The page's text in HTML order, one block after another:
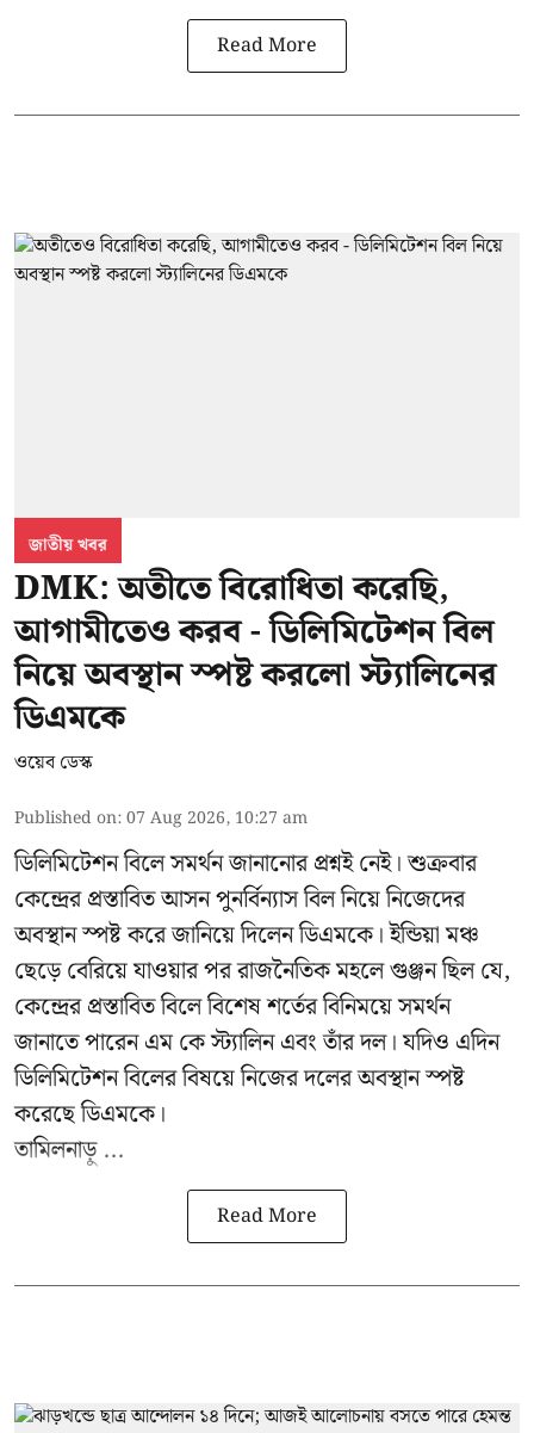
Read More
জাতীয় খবর
DMK: অতীতে বিরোধিতা করেছি,
আগামীতেও করব - ডিলিমিটেশন বিল
নিয়ে অবস্থান স্পষ্ট করলো স্ট্যালিনের
ডিএমকে
ওয়েব ডেস্ক
Published on:07 Aug 2026, 10:27 am
ডিলিমিটেশন বিলে সমর্থন জানানোর প্রশ্নই নেই। শুক্রবার
কেন্দ্রের প্রস্তাবিত আসন পুনর্বিন্যাস বিল নিয়ে নিজেদের
অবস্থান স্পষ্ট করে জানিয়ে দিলেন ডিএমকে। ইন্ডিয়া মঞ্চ
ছেড়ে বেরিয়ে যাওয়ার পর রাজনৈতিক মহলে গুঞ্জন ছিল যে,
কেন্দ্রের প্রস্তাবিত বিলে বিশেষ শর্তের বিনিময়ে সমর্থন
জানাতে পারেন এম কে স্ট্যালিন এবং তাঁর দল। যদিও এদিন
ডিলিমিটেশন বিলের বিষয়ে নিজের দলের অবস্থান স্পষ্ট
করেছে ডিএমকে।
তামিলনাড়ু ...
Read More